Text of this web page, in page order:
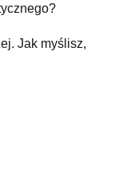
Jak myślisz,